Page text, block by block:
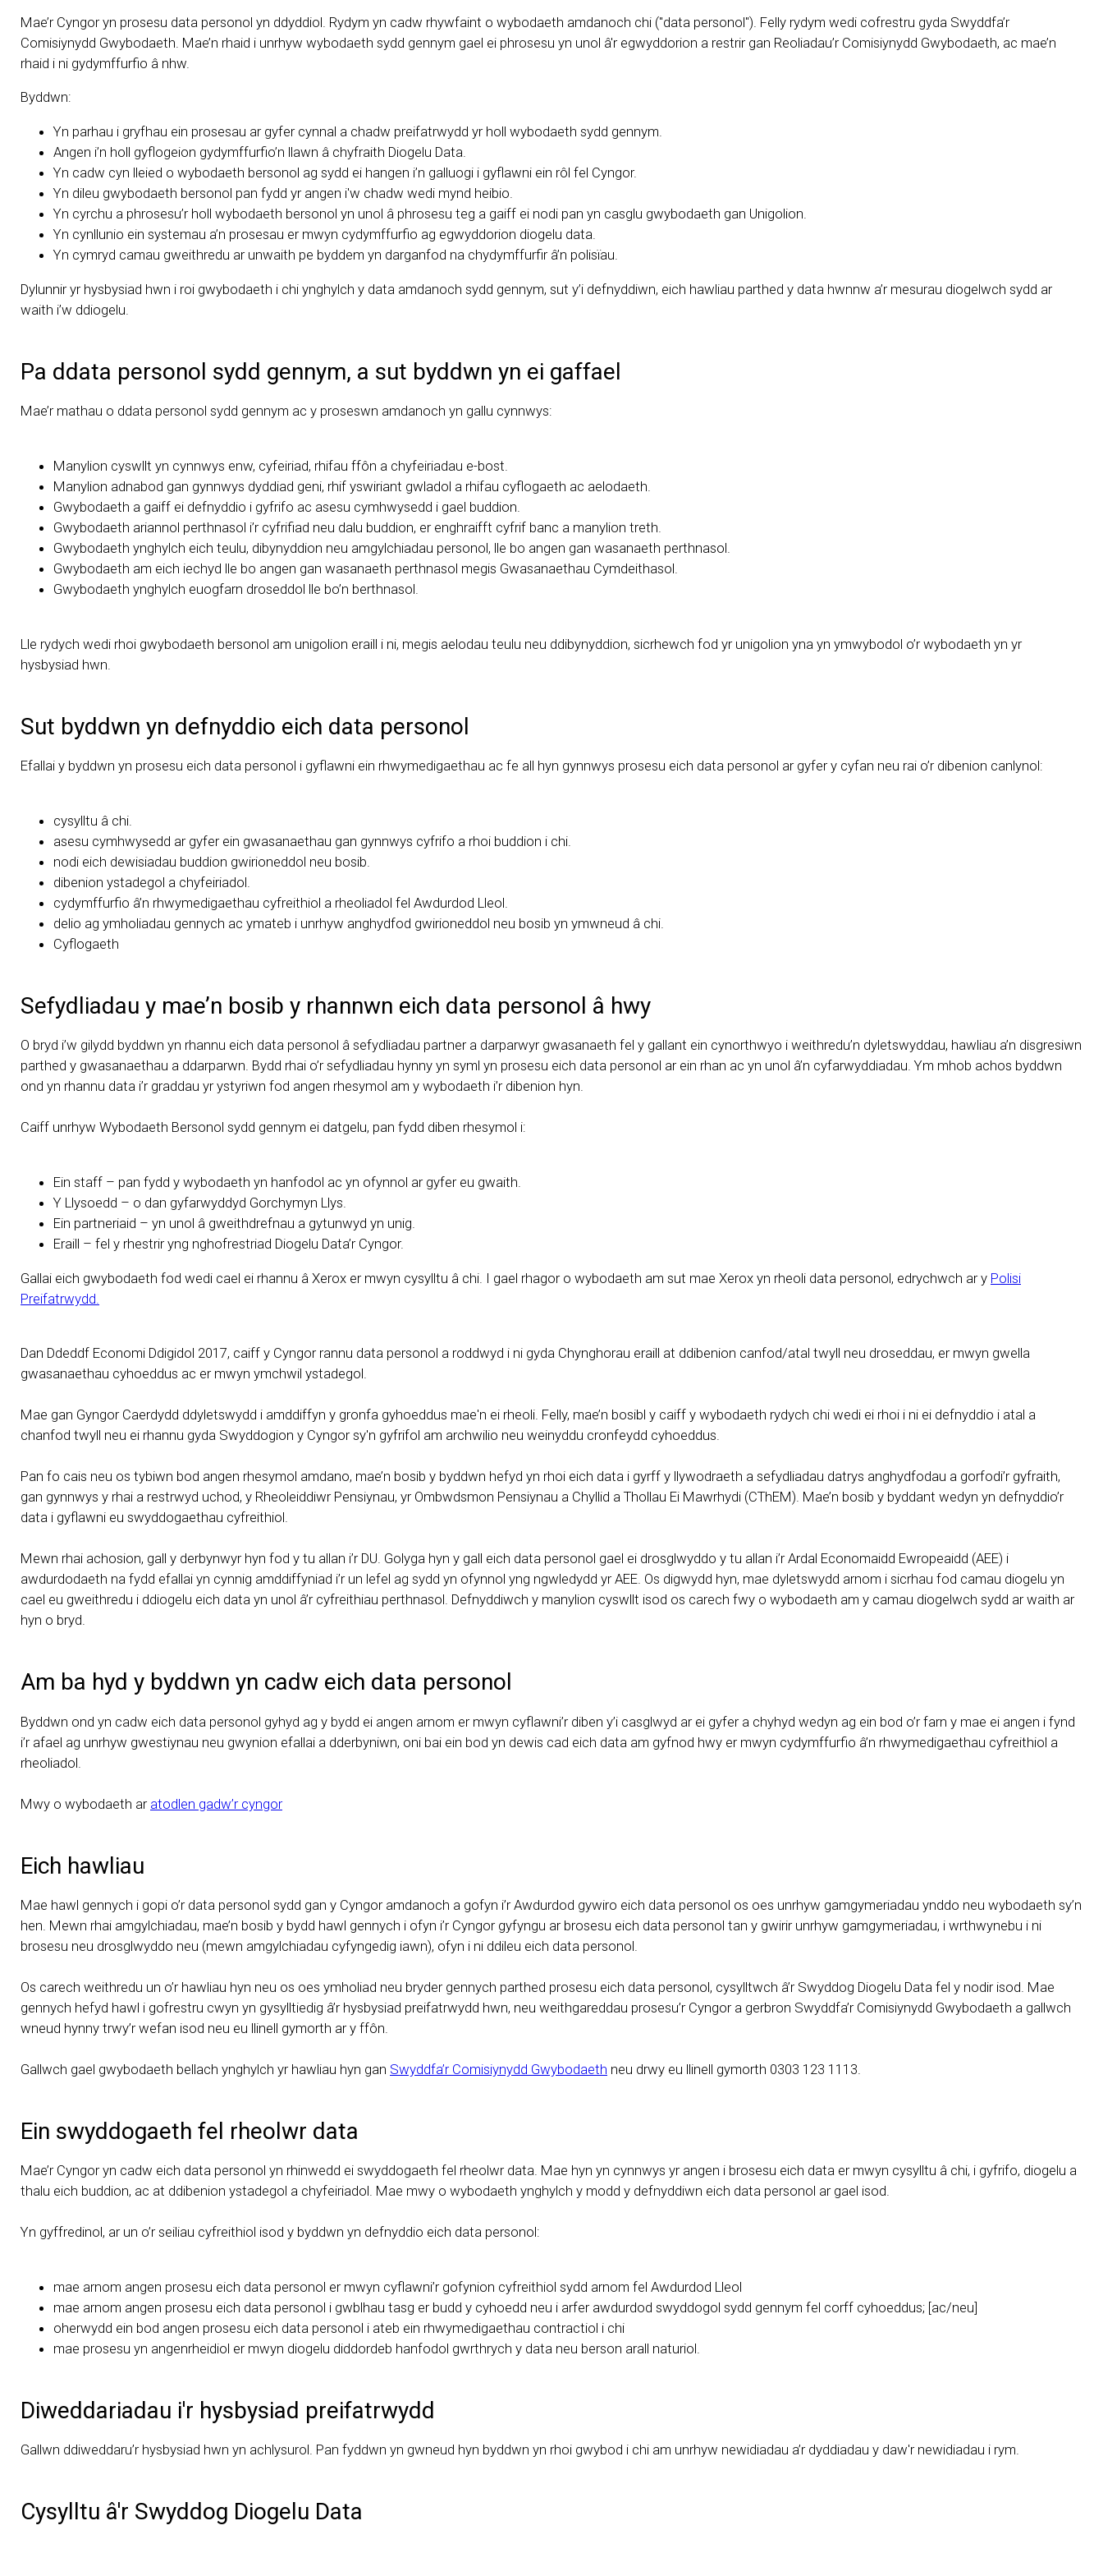
Mae’r Cyngor yn prosesu data personol yn ddyddiol. Rydym yn cadw rhywfaint o wybodaeth amdanoch chi ("data personol"). Felly rydym wedi cofrestru gyda Swyddfa’r
Comisiynydd Gwybodaeth. Mae’n rhaid i unrhyw wybodaeth sydd gennym gael ei phrosesu yn unol â'r egwyddorion a restrir gan Reoliadau’r Comisiynydd Gwybodaeth, ac mae’n
rhaid i ni gydymffurfio â nhw.
Byddwn:
Yn parhau i gryfhau ein prosesau ar gyfer cynnal a chadw preifatrwydd yr holl wybodaeth sydd gennym.
Angen i’n holl gyflogeion gydymffurfio’n llawn â chyfraith Diogelu Data.
Yn cadw cyn lleied o wybodaeth bersonol ag sydd ei hangen i’n galluogi i gyflawni ein rôl fel Cyngor.
Yn dileu gwybodaeth bersonol pan fydd yr angen i'w chadw wedi mynd heibio.
Yn cyrchu a phrosesu’r holl wybodaeth bersonol yn unol â phrosesu teg a gaiff ei nodi pan yn casglu gwybodaeth gan Unigolion.
Yn cynllunio ein systemau a’n prosesau er mwyn cydymffurfio ag egwyddorion diogelu data.
Yn cymryd camau gweithredu ar unwaith pe byddem yn darganfod na chydymffurfir â’n polisïau.
Dylunnir yr hysbysiad hwn i roi gwybodaeth i chi ynghylch y data amdanoch sydd gennym, sut y’i defnyddiwn, eich hawliau parthed y data hwnnw a’r mesurau diogelwch sydd ar
waith i’w ddiogelu.
Pa ddata personol sydd gennym, a sut byddwn yn ei gaffael
Mae’r mathau o ddata personol sydd gennym ac y proseswn amdanoch yn gallu cynnwys:
Manylion cyswllt yn cynnwys enw, cyfeiriad, rhifau ffôn a chyfeiriadau e-bost.
Manylion adnabod gan gynnwys dyddiad geni, rhif yswiriant gwladol a rhifau cyflogaeth ac aelodaeth.
Gwybodaeth a gaiff ei defnyddio i gyfrifo ac asesu cymhwysedd i gael buddion.
Gwybodaeth ariannol perthnasol i’r cyfrifiad neu dalu buddion, er enghraifft cyfrif banc a manylion treth.
Gwybodaeth ynghylch eich teulu, dibynyddion neu amgylchiadau personol, lle bo angen gan wasanaeth perthnasol.
Gwybodaeth am eich iechyd lle bo angen gan wasanaeth perthnasol megis Gwasanaethau Cymdeithasol.
Gwybodaeth ynghylch euogfarn droseddol lle bo’n berthnasol.
Lle rydych wedi rhoi gwybodaeth bersonol am unigolion eraill i ni, megis aelodau teulu neu ddibynyddion, sicrhewch fod yr unigolion yna yn ymwybodol o’r wybodaeth yn yr
hysbysiad hwn.
Sut byddwn yn defnyddio eich data personol
Efallai y byddwn yn prosesu eich data personol i gyflawni ein rhwymedigaethau ac fe all hyn gynnwys prosesu eich data personol ar gyfer y cyfan neu rai o’r dibenion canlynol:
cysylltu â chi.
asesu cymhwysedd ar gyfer ein gwasanaethau gan gynnwys cyfrifo a rhoi buddion i chi.
nodi eich dewisiadau buddion gwirioneddol neu bosib.
dibenion ystadegol a chyfeiriadol.
cydymffurfio â’n rhwymedigaethau cyfreithiol a rheoliadol fel Awdurdod Lleol.
delio ag ymholiadau gennych ac ymateb i unrhyw anghydfod gwirioneddol neu bosib yn ymwneud â chi.
Cyflogaeth
Sefydliadau y mae’n bosib y rhannwn eich data personol â hwy
O bryd i’w gilydd byddwn yn rhannu eich data personol â sefydliadau partner a darparwyr gwasanaeth fel y gallant ein cynorthwyo i weithredu’n dyletswyddau, hawliau a’n disgresiwn
parthed y gwasanaethau a ddarparwn. Bydd rhai o’r sefydliadau hynny yn syml yn prosesu eich data personol ar ein rhan ac yn unol â’n cyfarwyddiadau. Ym mhob achos byddwn
ond yn rhannu data i’r graddau yr ystyriwn fod angen rhesymol am y wybodaeth i’r dibenion hyn.
Caiff unrhyw Wybodaeth Bersonol sydd gennym ei datgelu, pan fydd diben rhesymol i:
Ein staff – pan fydd y wybodaeth yn hanfodol ac yn ofynnol ar gyfer eu gwaith.
Y Llysoedd – o dan gyfarwyddyd Gorchymyn Llys.
Ein partneriaid – yn unol â gweithdrefnau a gytunwyd yn unig.
Eraill – fel y rhestrir yng nghofrestriad Diogelu Data’r Cyngor.
Gallai eich gwybodaeth fod wedi cael ei rhannu â Xerox er mwyn cysylltu â chi. I gael rhagor o wybodaeth am sut mae Xerox yn rheoli data personol, edrychwch ar y Polisi
Preifatrwydd.
Dan Ddeddf Economi Ddigidol 2017, caiff y Cyngor rannu data personol a roddwyd i ni gyda Chynghorau eraill at ddibenion canfod/atal twyll neu droseddau, er mwyn gwella
gwasanaethau cyhoeddus ac er mwyn ymchwil ystadegol.
Mae gan Gyngor Caerdydd ddyletswydd i amddiffyn y gronfa gyhoeddus mae'n ei rheoli. Felly, mae’n bosibl y caiff y wybodaeth rydych chi wedi ei rhoi i ni ei defnyddio i atal a
chanfod twyll neu ei rhannu gyda Swyddogion y Cyngor sy'n gyfrifol am archwilio neu weinyddu cronfeydd cyhoeddus.
Pan fo cais neu os tybiwn bod angen rhesymol amdano, mae’n bosib y byddwn hefyd yn rhoi eich data i gyrff y llywodraeth a sefydliadau datrys anghydfodau a gorfodi’r gyfraith,
gan gynnwys y rhai a restrwyd uchod, y Rheoleiddiwr Pensiynau, yr Ombwdsmon Pensiynau a Chyllid a Thollau Ei Mawrhydi (CThEM). Mae’n bosib y byddant wedyn yn defnyddio’r
data i gyflawni eu swyddogaethau cyfreithiol.
Mewn rhai achosion, gall y derbynwyr hyn fod y tu allan i’r DU. Golyga hyn y gall eich data personol gael ei drosglwyddo y tu allan i’r Ardal Economaidd Ewropeaidd (AEE) i
awdurdodaeth na fydd efallai yn cynnig amddiffyniad i’r un lefel ag sydd yn ofynnol yng ngwledydd yr AEE. Os digwydd hyn, mae dyletswydd arnom i sicrhau fod camau diogelu yn
cael eu gweithredu i ddiogelu eich data yn unol â’r cyfreithiau perthnasol. Defnyddiwch y manylion cyswllt isod os carech fwy o wybodaeth am y camau diogelwch sydd ar waith ar
hyn o bryd.
Am ba hyd y byddwn yn cadw eich data personol
Byddwn ond yn cadw eich data personol gyhyd ag y bydd ei angen arnom er mwyn cyflawni’r diben y’i casglwyd ar ei gyfer a chyhyd wedyn ag ein bod o’r farn y mae ei angen i fynd
i’r afael ag unrhyw gwestiynau neu gwynion efallai a dderbyniwn, oni bai ein bod yn dewis cad eich data am gyfnod hwy er mwyn cydymffurfio â’n rhwymedigaethau cyfreithiol a
rheoliadol.
Mwy o wybodaeth ar atodlen gadw’r cyngor
Eich hawliau
Mae hawl gennych i gopi o’r data personol sydd gan y Cyngor amdanoch a gofyn i’r Awdurdod gywiro eich data personol os oes unrhyw gamgymeriadau ynddo neu wybodaeth sy’n
hen. Mewn rhai amgylchiadau, mae’n bosib y bydd hawl gennych i ofyn i’r Cyngor gyfyngu ar brosesu eich data personol tan y gwirir unrhyw gamgymeriadau, i wrthwynebu i ni
brosesu neu drosglwyddo neu (mewn amgylchiadau cyfyngedig iawn), ofyn i ni ddileu eich data personol.
Os carech weithredu un o’r hawliau hyn neu os oes ymholiad neu bryder gennych parthed prosesu eich data personol, cysylltwch â’r Swyddog Diogelu Data fel y nodir isod. Mae
gennych hefyd hawl i gofrestru cwyn yn gysylltiedig â’r hysbysiad preifatrwydd hwn, neu weithgareddau prosesu’r Cyngor a gerbron Swyddfa’r Comisiynydd Gwybodaeth a gallwch
wneud hynny trwy’r wefan isod neu eu llinell gymorth ar y ffôn.
Gallwch gael gwybodaeth bellach ynghylch yr hawliau hyn gan Swyddfa’r Comisiynydd Gwybodaeth neu drwy eu llinell gymorth 0303 123 1113.
Ein swyddogaeth fel rheolwr data
Mae’r Cyngor yn cadw eich data personol yn rhinwedd ei swyddogaeth fel rheolwr data. Mae hyn yn cynnwys yr angen i brosesu eich data er mwyn cysylltu â chi, i gyfrifo, diogelu a
thalu eich buddion, ac at ddibenion ystadegol a chyfeiriadol. Mae mwy o wybodaeth ynghylch y modd y defnyddiwn eich data personol ar gael isod.
Yn gyffredinol, ar un o’r seiliau cyfreithiol isod y byddwn yn defnyddio eich data personol:
mae arnom angen prosesu eich data personol er mwyn cyflawni’r gofynion cyfreithiol sydd arnom fel Awdurdod Lleol
mae arnom angen prosesu eich data personol i gwblhau tasg er budd y cyhoedd neu i arfer awdurdod swyddogol sydd gennym fel corff cyhoeddus; [ac/neu]
oherwydd ein bod angen prosesu eich data personol i ateb ein rhwymedigaethau contractiol i chi
mae prosesu yn angenrheidiol er mwyn diogelu diddordeb hanfodol gwrthrych y data neu berson arall naturiol.
Diweddariadau i'r hysbysiad preifatrwydd
Gallwn ddiweddaru’r hysbysiad hwn yn achlysurol. Pan fyddwn yn gwneud hyn byddwn yn rhoi gwybod i chi am unrhyw newidiadau a’r dyddiadau y daw'r newidiadau i rym.
Cysylltu â'r Swyddog Diogelu Data